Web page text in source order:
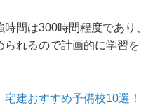
間は300時間程度であり、
れるので計画的に学習を
宅建おすすめ予備校10選！